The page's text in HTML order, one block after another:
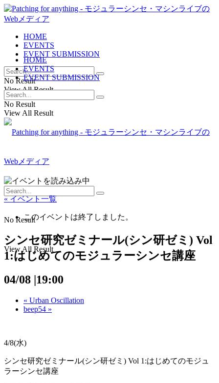
HOME
EVENTS
EVENT SUBMISSION
No Result
View All Result
HOME
EVENTS
EVENT SUBMISSION
No Result
View All Result
No Result
View All Result
« イベント一覧
このイベントは終了しました。
シンセ研究ゼミナール(シン研ゼミ) Vol
1:はじめてのモジュラーシンセ講座
04/08 |19:00
« Urban Oscillation
beep54 »
4/8(水)
シンセ研究ゼミナール(シン研ゼミ) Vol 1:はじめてのモジュ
ラーシンセ講座